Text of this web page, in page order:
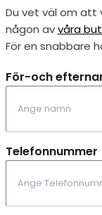
Du vet väl om att
någon avvåra
För en snabbare
För-och
Telefonnummer